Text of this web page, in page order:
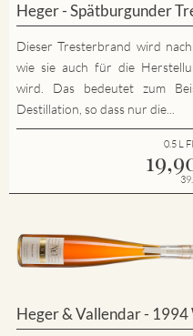
Heger - Spätburgunder
Dieser Tresterbrand wird
wie sie auch für die
wird. Das bedeutet zum
Destillation, so dass nur die...
0.5 L
Heger & Vallendar -